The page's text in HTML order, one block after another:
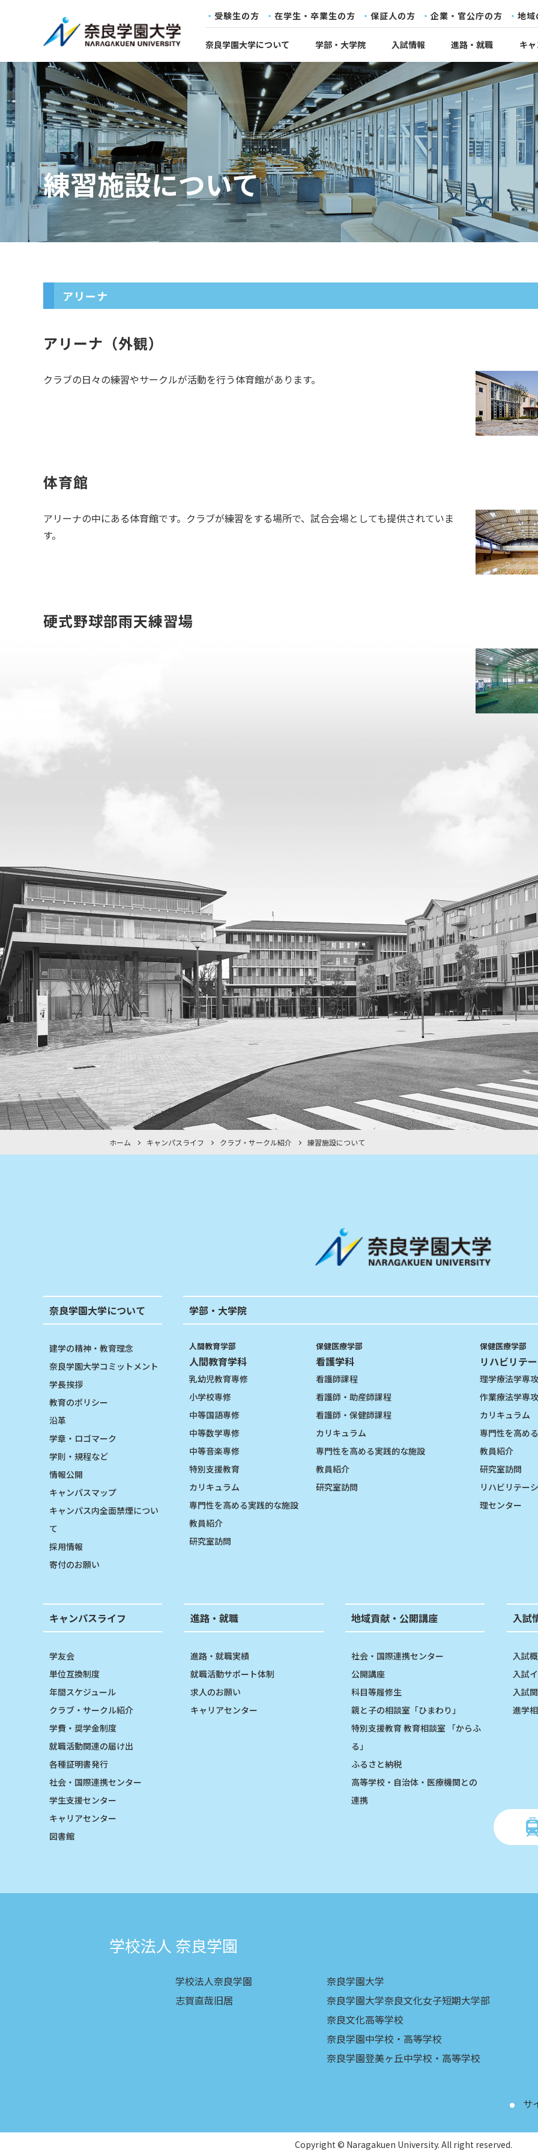
受験生の方 在学生・卒業生の方 保証人の方 企業・官公庁の方 地域
奈良学園大学について 学部・大学院 入試情報 進路・就職 キ
練習施設について
アリーナ
アリーナ（外観）
クラブの日々の練習やサークルが活動を行う体育館があります。
体育館
アリーナの中にある体育館です。クラブが練習をする場所で、試合会場としても提供されていま
す。
硬式野球部雨天練習場
ホーム キャンパスライフ クラブ・サークル紹介 練習施設について
奈良学園大学について
建学の精神・教育理念
奈良学園大学コミットメント
学長挨拶
教育のポリシー
沿革
学章・ロゴマーク
学則・規程など
情報公開
キャンパスマップ
キャンパス内全面禁煙につい
て
採用情報
寄付のお願い
学部・大学院
人間教育学部
人間教育学科
乳幼児教育専修
小学校専修
中等国語専修
中等数学専修
中等音楽専修
特別支援教育
カリキュラム
専門性を高める実践的な施設
教員紹介
研究室訪問
保健医療学部
看護学科
看護師課程
看護師・助産師課程
看護師・保健師課程
カリキュラム
専門性を高める実践的な施設
教員紹介
研究室訪問
保健医療学部
リハビリテ
理学療法学専攻
作業療法学専攻
カリキュラム
専門性を高め
教員紹介
研究室訪問
リハビリテー
理センター
キャンパスライフ
学友会
単位互換制度
年間スケジュール
クラブ・サークル紹介
学費・奨学金制度
就職活動関連の届け出
各種証明書発行
社会・国際連携センター
学生支援センター
キャリアセンター
図書館
進路・就職
進路・就職実績
就職活動サポート体制
求人のお願い
キャリアセンター
地域貢献・公開講座
社会・国際連携センター
公開講座
科目等履修生
親と子の相談室「ひまわり」
特別支援教育 教育相談室 「からふ
る」
ふるさと納税
高等学校・自治体・医療機関との
連携
入試
入試
入試
入試
進学
学校法人 奈良学園
学校法人奈良学園
志賀直哉旧居
奈良学園大学
奈良学園大学奈良文化女子短期大学部
奈良文化高等学校
奈良学園中学校・高等学校
奈良学園登美ヶ丘中学校・高等学校
サ
Copyright © Naragakuen University. All right reserved.